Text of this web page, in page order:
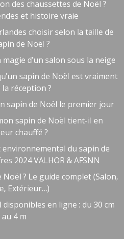
des chaussettes de Noël ?
et histoire vraie
choisir selon la taille de
de Noël ?
d’un salon sous la neige
sapin de Noël est vraiment
réception ?
sapin de Noël le premier jour
sapin de Noël tient-il en
chauffé ?
du sapin de
2024 VALHOR & AFSNN
? Le guide complet (Salon,
Extérieur…)
en ligne : du 30 cm
au 4 m